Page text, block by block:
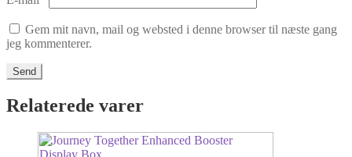
Gem mit navn, mail og websted i denne browser til næste gang
jeg kommenterer.
Relaterede varer